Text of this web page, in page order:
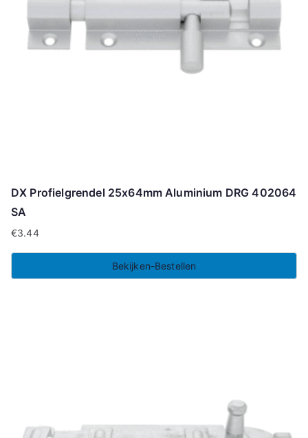
DX Profielgrendel 25x64mm Aluminium DRG 402064
SA
€3.44
Bekijken-Bestellen